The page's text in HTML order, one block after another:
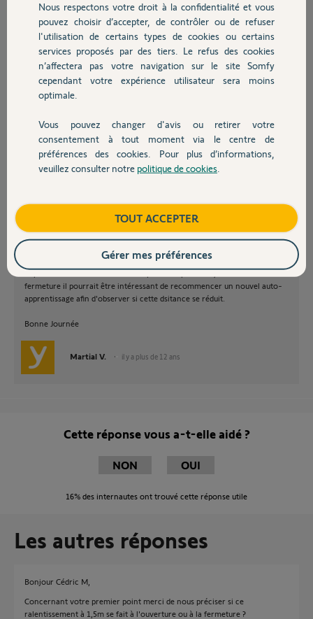
Chauffage
Autres produits
Devis avec un pro
Contact
revient en arrière de 2 ou 3 cm se qui est gênant pour une bonne prise
sur la mâchoire de maintien. Est-ce normal et réglable ?
Merci pour vos réponses
Cedric M.
il y a plus de 12 ans
Bonjour Cédric,
Nous vous prions de bien vouloir consulter ce sujet :
Cependant si le ralentissement se produit a partir d'1,5m avant la
fermeture il pourrait être intéressant de recommencer un nouvel auto-
apprentissage afin d'observer si cette dsitance se réduit.
Bonne Journée
Martial V. il y a plus de 12 ans
Cette réponse vous a-t-elle aidé ?
NON OUI
16% des internautes ont trouvé cette réponse utile
Les autres réponses
Bonjour Cédric M,
Concernant votre premier point merci de nous préciser si ce
ralentissement à 1,5m se fait à l'ouverture ou à la fermeture ?
Nous respectons votre droit à la confidentialité et vous
pouvez choisir d’accepter, de contrôler ou de refuser
l'utilisation de certains types de cookies ou certains
services proposés par des tiers. Le refus des cookies
n’affectera pas votre navigation sur le site Somfy
cependant votre expérience utilisateur sera moins
optimale.
Vous pouvez changer d'avis ou retirer votre
consentement à tout moment via le centre de
préférences des cookies. Pour plus d’informations,
veuillez consulter notre politique de cookies
TOUT ACCEPTER
Gérer mes préférences